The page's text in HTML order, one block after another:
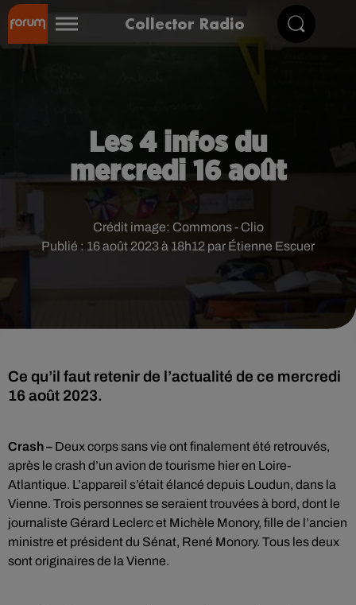
Collector Radio
Les 4 infos du
mercredi 16 août
Publié : 16 août 2023 à 18h12 par Étienne Escuer
Crédit image: Commons - Clio
Ce qu’il faut retenir de l’actualité de ce mercredi
16 août 2023.
Crash – Deux corps sans vie ont finalement été retrouvés,
après le crash d’un avion de tourisme hier en Loire-
Atlantique. L’appareil s’était élancé depuis Loudun, dans la
Vienne. Trois personnes se seraient trouvées à bord, dont le
journaliste Gérard Leclerc et Michèle Monory, fille de l’ancien
ministre et président du Sénat, René Monory. Tous les deux
sont originaires de la Vienne.